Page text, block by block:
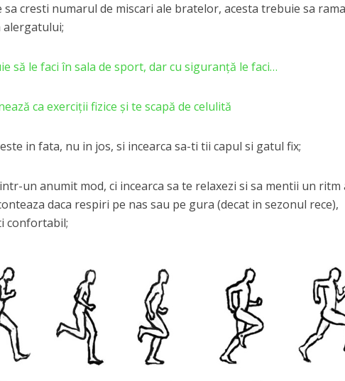
sa cresti numarul de miscari ale bratelor, acesta trebuie sa
să le faci în sala de sport, dar cu siguranță le faci…
ca exerciţii fizice şi te scapă de celulită
in fata, nu in jos, si incearca sa-ti tii capul si gatul fix;
un anumit mod, ci incearca sa te relaxezi si sa mentii un ritm
daca respiri pe nas sau pe gura (decat in sezonul rece),
confortabil;